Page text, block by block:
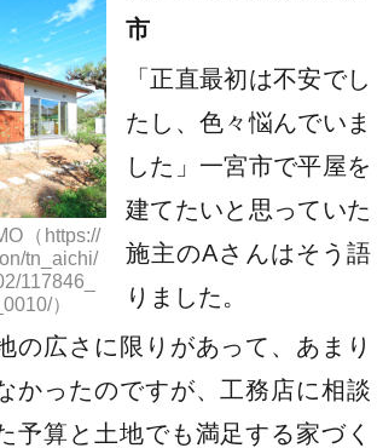
（https://
tn_aichi/
117846_
）
市
「正直最初は不安でし
たし、色々悩んでいま
した」一宮市で平屋を
建てたいと思っていた
施主のAさんはそう語
りました。
の広さに限りがあって、あまり
かったのですが、工務店に相談
予算と土地でも満足する家づく